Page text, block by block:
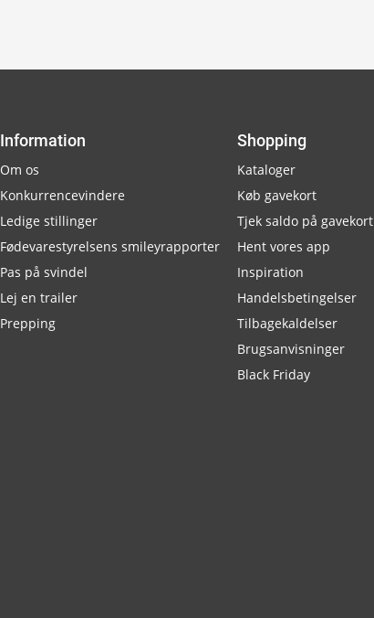
Information
Om os
Konkurrencevindere
Ledige stillinger
Fødevarestyrelsens smileyrapporter
Pas på svindel
Lej en trailer
Prepping
Shopping
Kataloger
Køb gavekort
Tjek saldo på gavekort
Hent vores app
Inspiration
Handelsbetingelser
Tilbagekaldelser
Brugsanvisninger
Black Friday